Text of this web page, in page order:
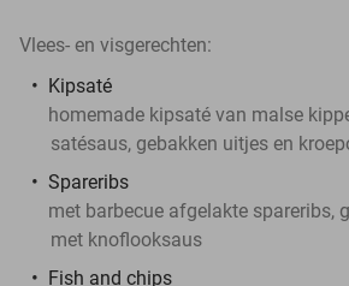
Vlees- en visgerechten:
Kipsaté
homemade kipsaté van malse
satésaus, gebakken uitjes en
Spareribs
met barbecue afgelakte spareribs,
met knoflooksaus
Fish and chips